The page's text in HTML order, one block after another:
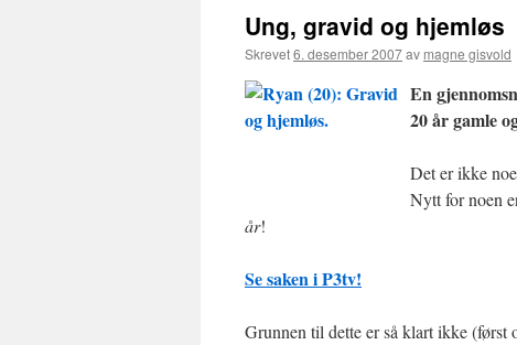
Ung, gravid og hjemløs
Skrevet6. desember 2007av magne gisvold
En
20 år gamle
Det er ikke
Nytt for noen
år!
Se saken i P3tv!
Grunnen til dette er så klart ikke (først